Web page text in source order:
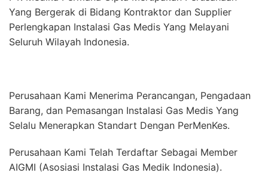
Yang Bergerak di Bidang Kontraktor dan Supplier
Perlengkapan Instalasi Gas Medis Yang Melayani
Seluruh Wilayah Indonesia.
Perusahaan Kami Menerima Perancangan, Pengadaan
Barang, dan Pemasangan Instalasi Gas Medis Yang
Selalu Menerapkan Standart Dengan PerMenKes.
Perusahaan Kami Telah Terdaftar Sebagai Member
AIGMI (Asosiasi Instalasi Gas Medik Indonesia).